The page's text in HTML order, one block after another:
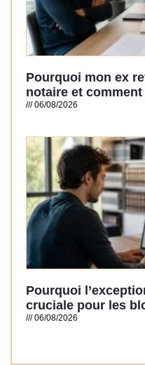
Pourquoi mon ex
notaire et
06/08/2026
Pourquoi
cruciale pour les
06/08/2026